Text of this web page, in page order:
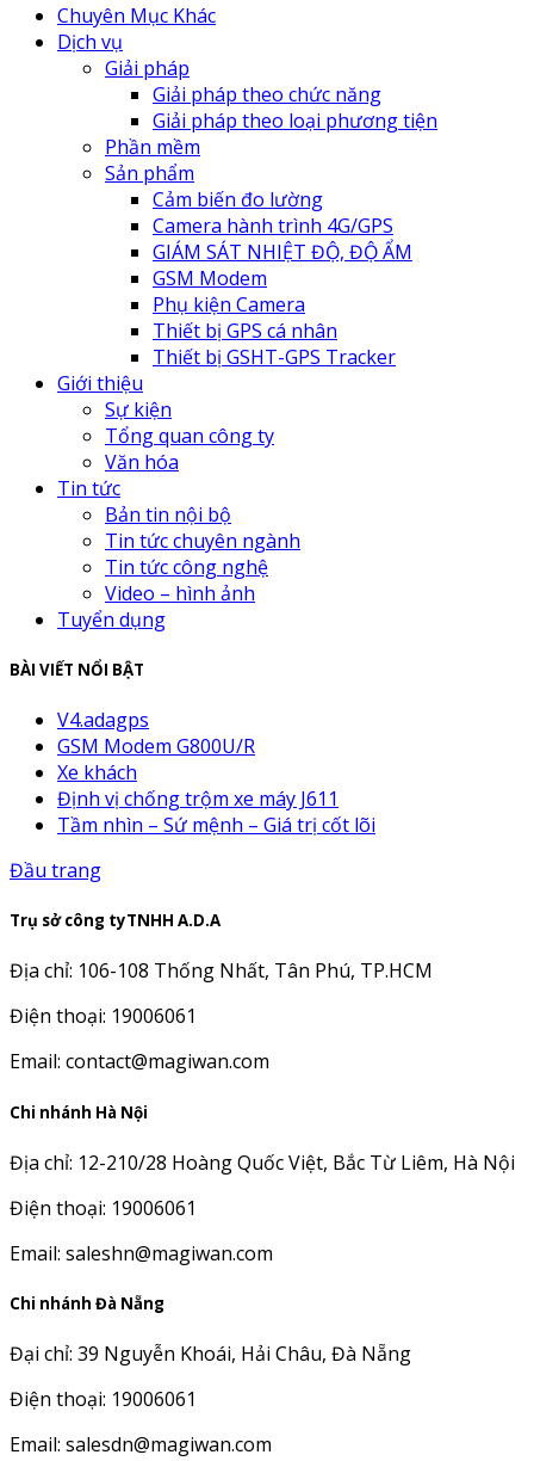
Chuyên Mục Khác
Dịch vụ
Giải pháp
Giải pháp theo chức năng
Giải pháp theo loại phương tiện
Phần mềm
Sản phẩm
Cảm biến đo lường
Camera hành trình 4G/GPS
GIÁM SÁT NHIỆT ĐỘ, ĐỘ ẨM
GSM Modem
Phụ kiện Camera
Thiết bị GPS cá nhân
Thiết bị GSHT-GPS Tracker
Giới thiệu
Sự kiện
Tổng quan công ty
Văn hóa
Tin tức
Bản tin nội bộ
Tin tức chuyên ngành
Tin tức công nghệ
Video – hình ảnh
Tuyển dụng
BÀI VIẾT NỔI BẬT
V4.adagps
GSM Modem G800U/R
Xe khách
Định vị chống trộm xe máy J611
Tầm nhìn – Sứ mệnh – Giá trị cốt lõi
Đầu trang
Trụ sở công tyTNHH A.D.A
Địa chỉ: 106-108 Thống Nhất, Tân Phú, TP.HCM
Điện thoại: 19006061
Email: contact@magiwan.com
Chi nhánh Hà Nội
Địa chỉ: 12-210/28 Hoàng Quốc Việt, Bắc Từ Liêm, Hà Nội
Điện thoại: 19006061
Email: saleshn@magiwan.com
Chi nhánh Đà Nẵng
Đại chỉ: 39 Nguyễn Khoái, Hải Châu, Đà Nẵng
Điện thoại: 19006061
Email: salesdn@magiwan.com